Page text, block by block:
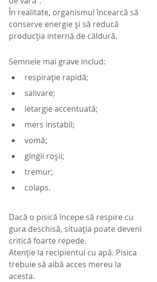
În realitate, organismul încearcă să
conserve energie și să reducă
producția internă de căldură.
Semnele mai grave includ:
respirație rapidă;
salivare;
letargie accentuată;
mers instabil;
vomă;
gingii roșii;
tremur;
colaps.
Dacă o pisică începe să respire cu
gura deschisă, situația poate deveni
critică foarte repede.
Atenție la recipientul cu apă. Pisica
trebuie să aibă acces mereu la
acesta.